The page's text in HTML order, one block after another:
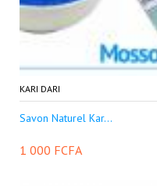
KARI DARI
Savon Naturel Kar...
1 000 FCFA